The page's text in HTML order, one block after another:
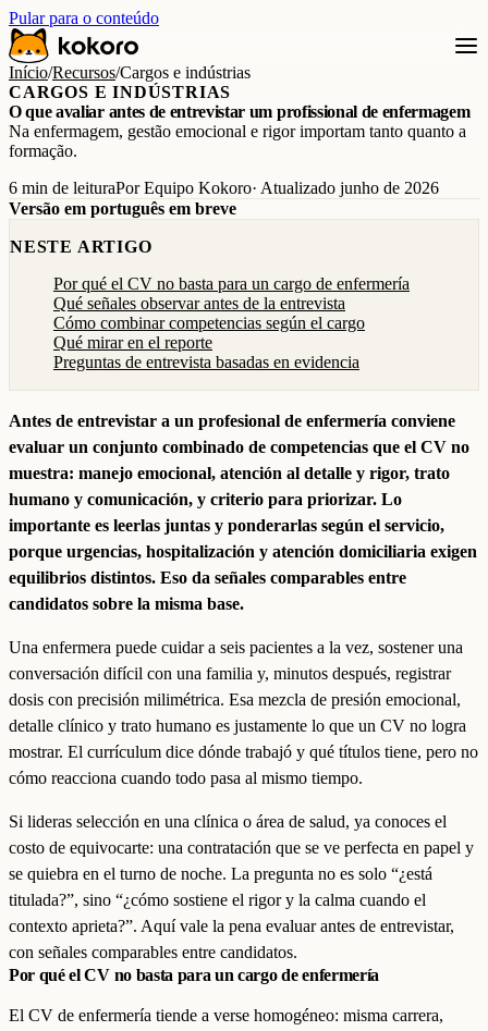
Pular para o conteúdo
Início/Recursos/Cargos e indústrias
CARGOS E INDÚSTRIAS
O que avaliar antes de entrevistar um profissional de enfermagem
Na enfermagem, gestão emocional e rigor importam tanto quanto a
formação.
6 min de leituraPor Equipo Kokoro· Atualizado junho de 2026
Versão em português em breve
NESTE ARTIGO
Por qué el CV no basta para un cargo de enfermería
Qué señales observar antes de la entrevista
Cómo combinar competencias según el cargo
Qué mirar en el reporte
Preguntas de entrevista basadas en evidencia
Antes de entrevistar a un profesional de enfermería conviene
evaluar un conjunto combinado de competencias que el CV no
muestra: manejo emocional, atención al detalle y rigor, trato
humano y comunicación, y criterio para priorizar. Lo
importante es leerlas juntas y ponderarlas según el servicio,
porque urgencias, hospitalización y atención domiciliaria exigen
equilibrios distintos. Eso da señales comparables entre
candidatos sobre la misma base.
Una enfermera puede cuidar a seis pacientes a la vez, sostener una
conversación difícil con una familia y, minutos después, registrar
dosis con precisión milimétrica. Esa mezcla de presión emocional,
detalle clínico y trato humano es justamente lo que un CV no logra
mostrar. El currículum dice dónde trabajó y qué títulos tiene, pero no
cómo reacciona cuando todo pasa al mismo tiempo.
Si lideras selección en una clínica o área de salud, ya conoces el
costo de equivocarte: una contratación que se ve perfecta en papel y
se quiebra en el turno de noche. La pregunta no es solo “¿está
titulada?”, sino “¿cómo sostiene el rigor y la calma cuando el
contexto aprieta?”. Aquí vale la pena evaluar antes de entrevistar,
con señales comparables entre candidatos.
Por qué el CV no basta para un cargo de enfermería
El CV de enfermería tiende a verse homogéneo: misma carrera,